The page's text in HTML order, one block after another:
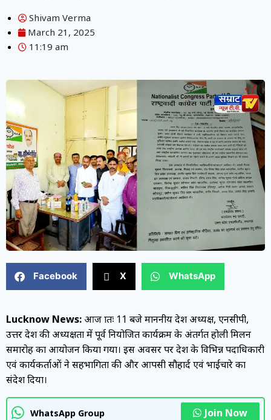
Shivam Verma
March 21, 2025
11:19 am
Facebook X WhatsApp
Lucknow News: आज प्रातः 11 बजे माननीय प्रदेश अध्यक्ष, एनसीपी,
उत्तर प्रदेश की अध्यक्षता में पूर्व नियोजित कार्यक्रम के अंतर्गत होली मिलन
समारोह का आयोजन किया गया। इस अवसर पर प्रदेश के विभिन्न पदाधिकारी
एवं कार्यकर्ताओं ने सहभागिता की और आपसी सौहार्द एवं भाईचारे का
संदेश दिया।
WhatsApp Group Join Now